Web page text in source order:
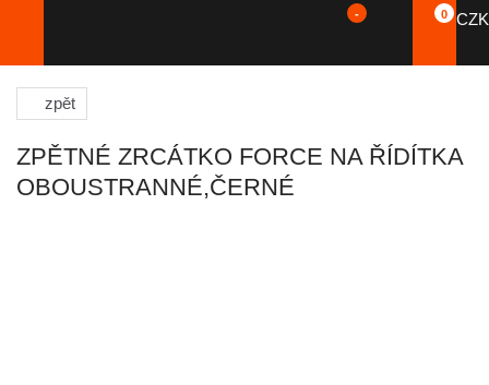
- 0 CZK
zpět
ZPĚTNÉ ZRCÁTKO FORCE NA ŘÍDÍTKA
OBOUSTRANNÉ,ČERNÉ